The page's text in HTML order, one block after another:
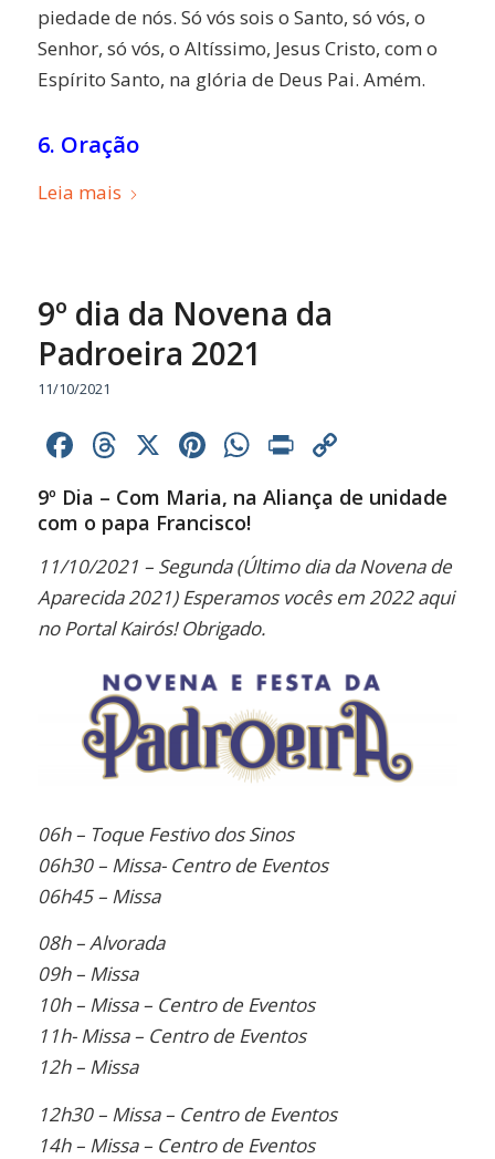
piedade de nós. Só vós sois o Santo, só vós, o
Senhor, só vós, o Altíssimo, Jesus Cristo, com o
Espírito Santo, na glória de Deus Pai. Amém.
6. Oração
Leia mais
9º dia da Novena da
Padroeira 2021
11/10/2021
Facebook
Threads
X Pinterest
WhatsApp
Print
Link
9º Dia – Com Maria, na Aliança de unidade
com o papa Francisco!
11/10/2021 – Segunda (Último dia da Novena de
Aparecida 2021) Esperamos vocês em 2022 aqui
no Portal Kairós! Obrigado.
06h – Toque Festivo dos Sinos
06h30 – Missa- Centro de Eventos
06h45 – Missa
08h – Alvorada
09h – Missa
10h – Missa – Centro de Eventos
11h- Missa – Centro de Eventos
12h – Missa
12h30 – Missa – Centro de Eventos
14h – Missa – Centro de Eventos